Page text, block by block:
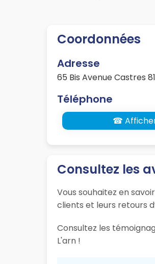
Coordonnées
Adresse
65 Bis Avenue Castres
Téléphone
☎
Consultez les
Vous souhaitez en
clients et leurs retours
Consultez les
L'arn !